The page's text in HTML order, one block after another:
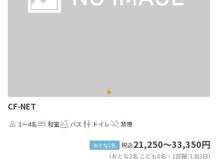
CF-NET
1～4名 和室 バス トイレ 禁煙
おとな1名 税込21,250～33,350円
(おとな2名 こども0名・1部屋/1泊2日)